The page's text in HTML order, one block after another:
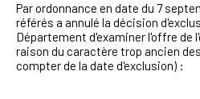
Par ordonnance en date du 7
référés a annulé la décision
Département d'examiner l'offre de
raison du caractère trop ancien
compter de la date d'exclusion) :